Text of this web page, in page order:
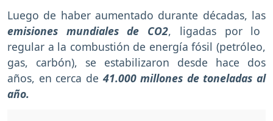
Luego de haber aumentado durante décadas, las
emisiones mundiales de CO2, ligadas por lo
regular a la combustión de energía fósil (petróleo,
gas, carbón), se estabilizaron desde hace dos
años, en cerca de 41.000 millones de toneladas al
año.